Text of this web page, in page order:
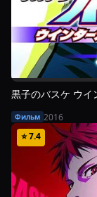
黒子のバスケ ウ
Фильм 2016
⭐7.4